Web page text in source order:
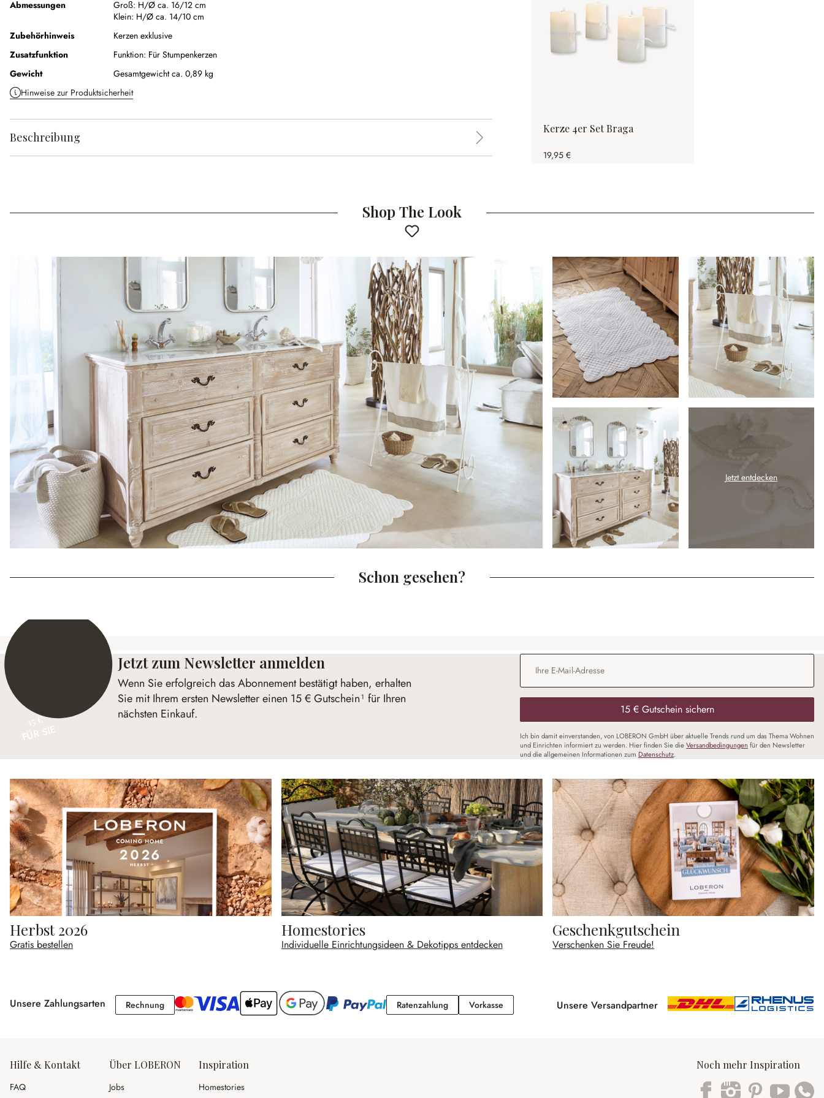
Abmessungen Groß: H/Ø ca. 16/12 cm
Klein: H/Ø ca. 14/10 cm
Zubehörhinweis
Kerzen exklusive
Zusatzfunktion
Funktion: Für Stumpenkerzen
Gewicht
Gesamtgewicht ca. 0,89 kg
Hinweise zur Produktsicherheit
Beschreibung
Kerze 4er Set Braga
19,95 €
Shop The Look
Jetzt entdecken
Schon gesehen?
15 €
Jetzt zum Newsletter anmelden
Wenn Sie erfolgreich das Abonnement bestätigt haben, erhalten
Sie mit Ihrem ersten Newsletter einen 15 € Gutschein¹ für Ihren
nächsten Einkauf.
E-Mail-Adresse
15 € Gutschein sichern
Ich bin damit einverstanden, von LOBERON GmbH über aktuelle Trends rund um das Thema Wohnen
und Einrichten informiert zu werden. Hier finden Sie dieVersandbedingungen für den Newsletter
und die allgemeinen Informationen zum Datenschutz.
Herbst 2026
Gratis bestellen
Homestories
Individuelle Einrichtungsideen & Dekotipps entdecken
Geschenkgutschein
Verschenken Sie Freude!
Unsere Zahlungsarten RechnungRechnung RatenzahlungRatenzahlung
VorkasseVorkasse Unsere Versandpartner
Hilfe & Kontakt
FAQ
Über LOBERON
Jobs
Inspiration
Homestories
Noch mehr Inspiration